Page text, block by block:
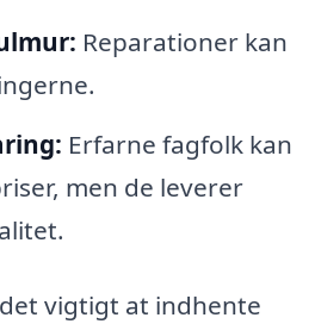
Reparationer kan
Erfarne fagfolk kan
men de leverer
vigtigt at indhente